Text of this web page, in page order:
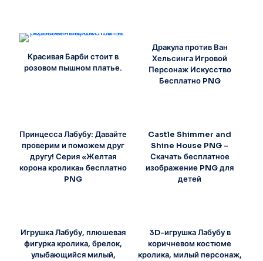
Красивая Барби стоит в
розовом пышном платье.
Дракула против Ван
Хельсинга Игровой
Персонаж Искусство
Бесплатно PNG
Принцесса Лабубу: Давайте
проверим и поможем друг
другу! Серия «Желтая
корона кролика» бесплатно
PNG
Castle Shimmer and
Shine House PNG –
Скачать бесплатное
изображение PNG для
детей
Игрушка Лабубу, плюшевая
фигурка кролика, брелок,
улыбающийся милый,
3D-игрушка Лабубу в
коричневом костюме
кролика, милый персонаж,